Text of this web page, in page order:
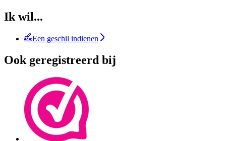
Ik wil...
Een geschil indienen
Ook geregistreerd bij